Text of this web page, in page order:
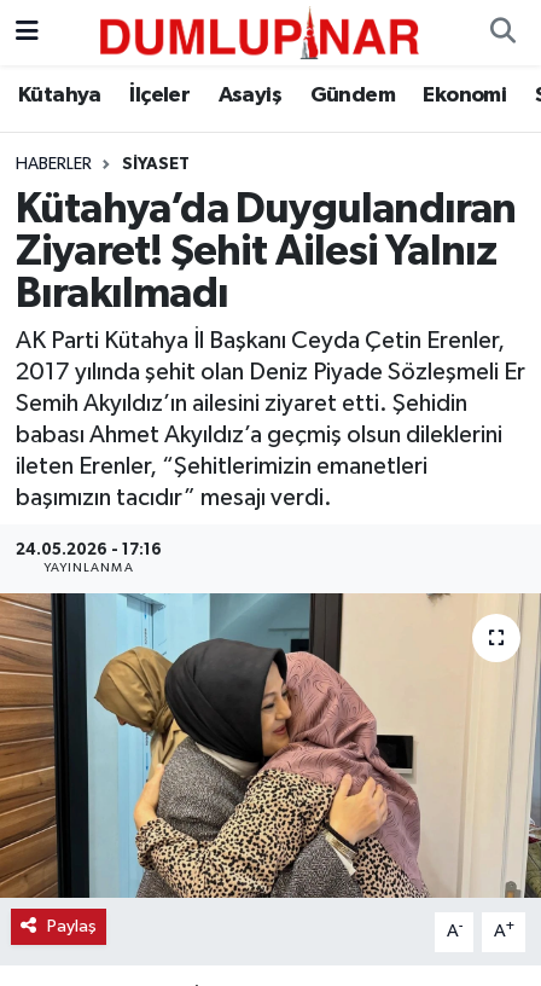
Kütahya İlçeler Asayiş Gündem Ekonomi
HABERLER SIYASET
Kütahya’da Duygulandıran
Ziyaret! Şehit Ailesi Yalnız
Bırakılmadı
AK Parti Kütahya İl Başkanı Ceyda Çetin Erenler,
2017 yılında şehit olan Deniz Piyade Sözleşmeli Er
Semih Akyıldız’ın ailesini ziyaret etti. Şehidin
babası Ahmet Akyıldız’a geçmiş olsun dileklerini
ileten Erenler, “Şehitlerimizin emanetleri
başımızın tacıdır” mesajı verdi.
24.05.2026 - 17:16
YAYINLANMA
Paylaş A- A+
Asayiş
Diğer
Dünya
Eğitim
Ekonomi
Eleman
Emlak
Haber İlanlar
Kültür-Sanat
Magazin
Resmi İlanlar
Kütahya Hava Durumu
Kütahya Trafik Yoğunluk Haritası
Süper Lig Puan Durumu ve Fikstür
Tüm Manşetler
Son Dakika Haberleri
Haber Arşivi